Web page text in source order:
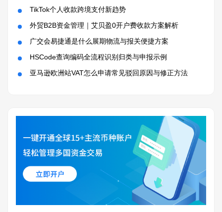
TikTok个人收款跨境支付新趋势
外贸B2B资金管理｜艾贝盈0开户费收款方案解析
广交会易捷通是什么展期物流与报关便捷方案
HSCode查询编码全流程识别归类与申报示例
亚马逊欧洲站VAT怎么申请常见驳回原因与修正方法